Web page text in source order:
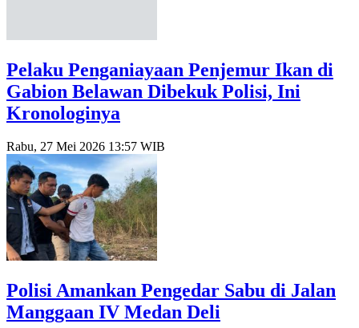
Pelaku Penganiayaan Penjemur Ikan di
Gabion Belawan Dibekuk Polisi, Ini
Kronologinya
Rabu, 27 Mei 2026 13:57 WIB
Polisi Amankan Pengedar Sabu di Jalan
Manggaan IV Medan Deli